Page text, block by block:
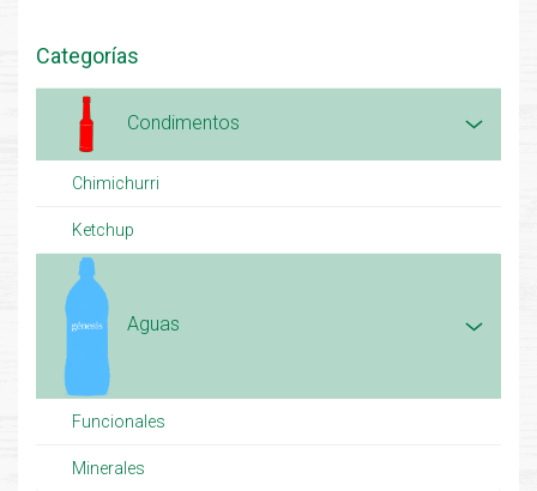
Categorías
Condimentos
Chimichurri
Ketchup
Aguas
Funcionales
Minerales